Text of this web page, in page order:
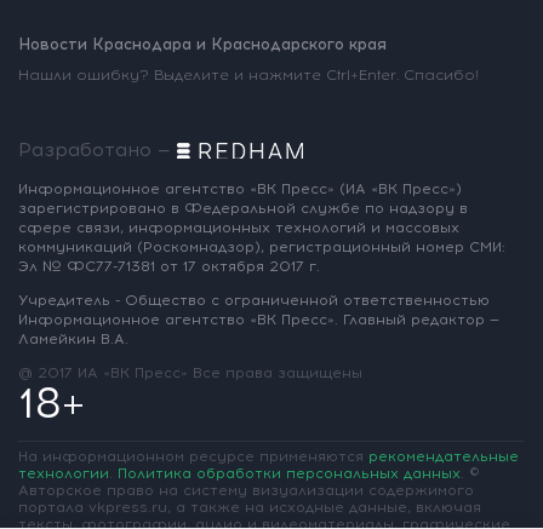
Новости Краснодара и Краснодарского края
Нашли ошибку? Выделите и нажмите Ctrl+Enter. Спасибо!
Разработано —
Информационное агентство «ВК Пресс» (ИА «ВК Пресс»)
зарегистрировано в Федеральной службе по надзору в
сфере связи, информационных технологий и массовых
коммуникаций (Роскомнадзор), регистрационный номер СМИ:
Эл № ФС77-71381 от 17 октября 2017 г.
Учредитель - Общество с ограниченной ответственностью
Информационное агентство «ВК Пресс». Главный редактор —
Ламейкин В.А.
@ 2017 ИА «ВК Пресс» Все права защищены
18+
На информационном ресурсе применяются рекомендательные
технологии. Политика обработки персональных данных. ©
Авторское право на систему визуализации содержимого
портала vkpress.ru, а также на исходные данные, включая
тексты, фотографии, аудио и видеоматериалы, графические